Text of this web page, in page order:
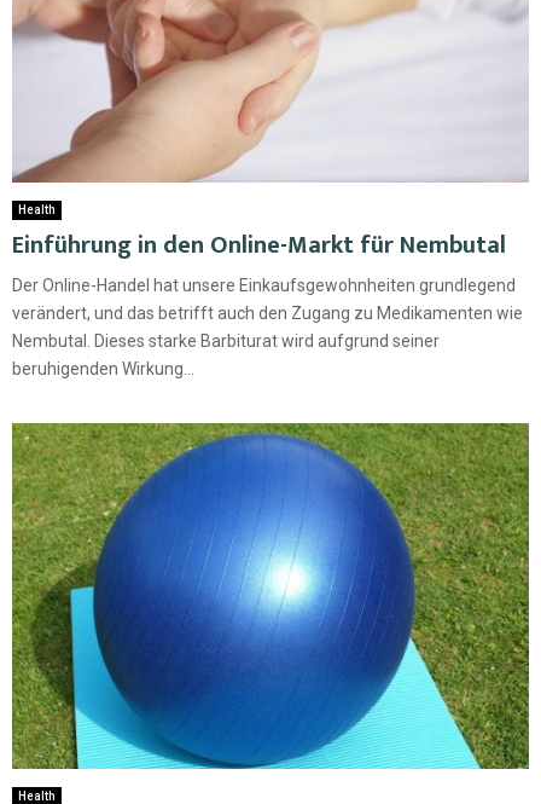
Health
Einführung in den Online-Markt für Nembutal
Der Online-Handel hat unsere Einkaufsgewohnheiten grundlegend
verändert, und das betrifft auch den Zugang zu Medikamenten wie
Nembutal. Dieses starke Barbiturat wird aufgrund seiner
beruhigenden Wirkung...
Health